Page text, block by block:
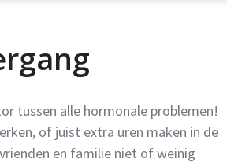
tussen alle hormonale problemen!
of juist extra uren maken in de
en familie niet of weinig